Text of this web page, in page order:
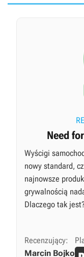
Need
Wyścigi
nowy standard,
najnowsze
grywalnością
Dlaczego tak
Recenzujący:
Marcin Bojko